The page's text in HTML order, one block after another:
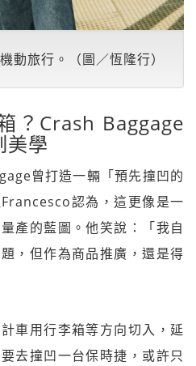
動旅行。（圖／恆隆行）
？Crash Baggage
美學
曾打造一輛「預先撞凹的
認為，這更像是一
產的藍圖。他笑說：「我自
，但作為商品推廣，還是得
車用行李箱等方向切入，延
去撞凹一台保時捷，或許只